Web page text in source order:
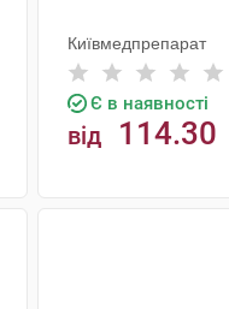
Київмедпрепарат
Є в наявності
від 114.30